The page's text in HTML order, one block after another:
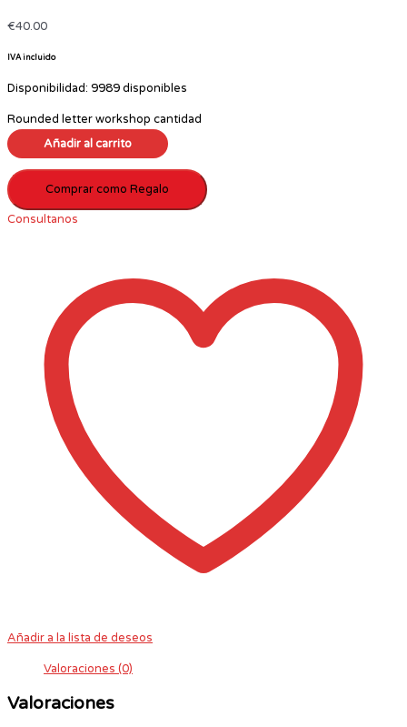
€40.00
IVA incluido
Disponibilidad: 9989 disponibles
Rounded letter workshop cantidad
Añadir al carrito
Comprar como Regalo
Consultanos
Añadir a la lista de deseos
Valoraciones (0)
Valoraciones